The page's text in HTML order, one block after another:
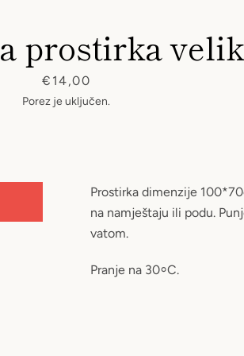
prostirka
Cijena
€14,00
Porez je uključen.
Prostirka dimenzije
na namještaju ili podu.
vatom.
Pranje na 30⸰C.